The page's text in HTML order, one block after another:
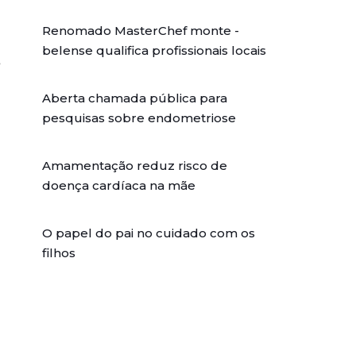
Renomado MasterChef monte -
belense qualifica profissionais locais
Aberta chamada pública para
pesquisas sobre endometriose
Amamentação reduz risco de
doença cardíaca na mãe
O papel do pai no cuidado com os
filhos